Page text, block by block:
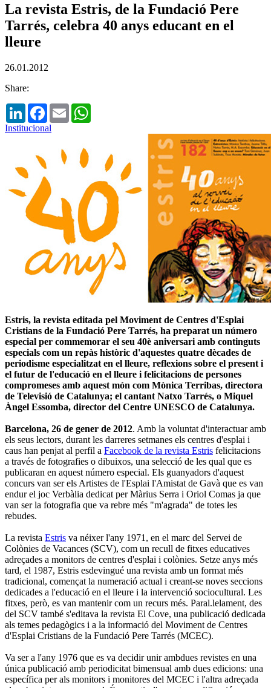
La revista Estris, de la Fundació Pere
Tarrés, celebra 40 anys educant en el
lleure
26.01.2012
Share:
LinkedInFacebook
Email
Institucional
Estris, la revista editada pel Moviment de Centres d'Esplai
Cristians de la Fundació Pere Tarrés, ha preparat un número
especial per commemorar el seu 40è aniversari amb continguts
especials com un repàs històric d'aquestes quatre dècades de
periodisme especialitzat en el lleure, reflexions sobre el present i
el futur de l'educació en el lleure i felicitacions de persones
compromeses amb aquest món com Mònica Terribas, directora
de Televisió de Catalunya; el cantant Natxo Tarrés, o Miquel
Àngel Essomba, director del Centre UNESCO de Catalunya.
Barcelona, 26 de gener de 2012. Amb la voluntat d'interactuar amb
els seus lectors, durant les darreres setmanes els centres d'esplai i
caus han penjat al perfil a Facebook de la revista Estris felicitacions
a través de fotografies o dibuixos, una selecció de les qual que es
publicaran en aquest número especial. Els guanyadors d'aquest
concurs van ser els Artistes de l'Esplai l'Amistat de Gavà que es van
endur el joc Verbàlia dedicat per Màrius Serra i Oriol Comas ja que
van ser la fotografia que va rebre més "m'agrada" de totes les
rebudes.
La revista Estris va néixer l'any 1971, en el marc del Servei de
Colònies de Vacances (SCV), com un recull de fitxes educatives
adreçades a monitors de centres d'esplai i colònies. Setze anys més
tard, el 1987, Estris esdevingué una revista amb un format més
tradicional, començat la numeració actual i creant-se noves seccions
dedicades a l'educació en el lleure i la intervenció sociocultural. Les
fitxes, però, es van mantenir com un recurs més. Paral.lelament, des
del SCV també s'editava la revista El Cove, una publicació dedicada
als temes pedagògics i a la informació del Moviment de Centres
d'Esplai Cristians de la Fundació Pere Tarrés (MCEC).
Va ser a l'any 1976 que es va decidir unir ambdues revistes en una
única publicació amb periodicitat bimensual amb dues edicions: una
específica per als monitors i monitores del MCEC i l'altra adreçada